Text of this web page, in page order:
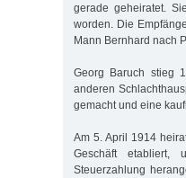
gerade geheiratet.
worden. Die
Mann Bernhard nach
Georg Baruch stieg
anderen
gemacht und eine
Am 5. April 1914
Geschäft etabliert,
Steuerzahlung